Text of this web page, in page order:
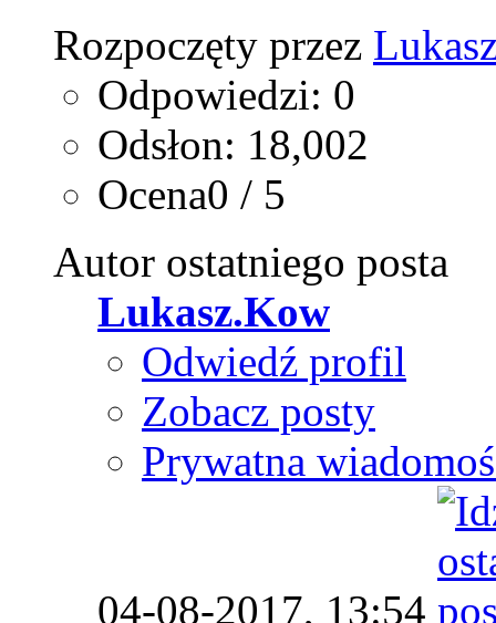
Rozpoczęty przez
Odpowiedzi: 0
Odsłon: 18,002
Ocena0 / 5
Autor ostatniego posta
Lukasz.Kow
Odwiedź profil
Zobacz posty
Prywatna
04-08-2017, 13:54